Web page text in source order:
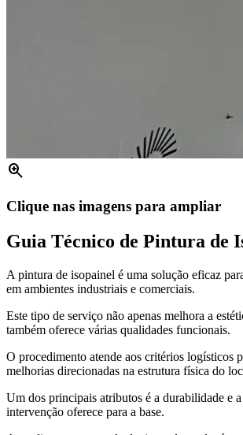
zoom_in
Clique nas imagens para ampliar
Guia Técnico de Pintura de
A pintura de isopainel é uma solução eficaz
em ambientes industriais e comerciais.
Este tipo de serviço não apenas melhora a
também oferece várias qualidades funcionais.
O procedimento atende aos critérios logísticos
melhorias direcionadas na estrutura física do
Um dos principais atributos é a durabilidade e a
intervenção oferece para a base.